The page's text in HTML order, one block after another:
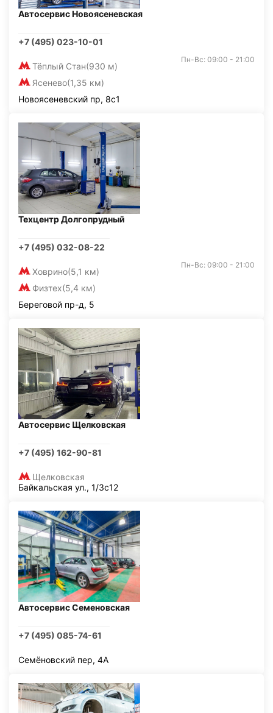
Автосервис Новоясеневская
+7 (495) 023-10-01
Тёплый Стан(930 м)
Ясенево(1,35 км)
Пн-Вс: 09:00 - 21:00
Новоясеневский пр, 8с1
Техцентр Долгопрудный
+7 (495) 032-08-22
Ховрино(5,1 км)
Физтех(5,4 км)
Пн-Вс: 09:00 - 21:00
Береговой пр-д, 5
Автосервис Щелковская
+7 (495) 162-90-81
Щелковская
Байкальская ул., 1/3с12
Автосервис Семеновская
+7 (495) 085-74-61
Семёновский пер, 4А